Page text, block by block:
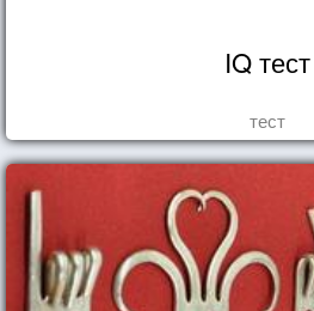
IQ тест
тест